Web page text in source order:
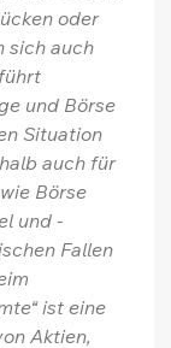
oder
sich auch
und Börse
Situation
auch für
Börse
und -
Fallen
ist eine
Aktien,